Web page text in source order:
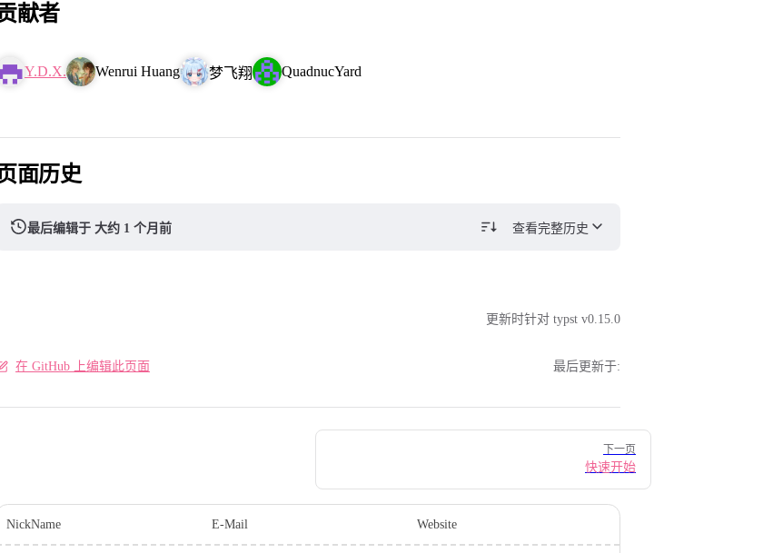
献者
Y.D.X. Wenrui Huang 梦飞翔 QuadnucYard
面历史
最后编辑于 大约 1 个月前 查看完整历史
更新时针对 typst v0.15.0
在 GitHub 上编辑此页面 最后更新于:
下一页
快速开始
NickName E-Mail Website